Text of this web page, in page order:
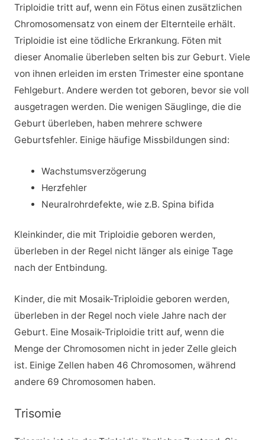
Triploidie tritt auf, wenn ein Fötus einen zusätzlichen
Chromosomensatz von einem der Elternteile erhält.
Triploidie ist eine tödliche Erkrankung. Föten mit
dieser Anomalie überleben selten bis zur Geburt. Viele
von ihnen erleiden im ersten Trimester eine spontane
Fehlgeburt. Andere werden tot geboren, bevor sie voll
ausgetragen werden. Die wenigen Säuglinge, die die
Geburt überleben, haben mehrere schwere
Geburtsfehler. Einige häufige Missbildungen sind:
Wachstumsverzögerung
Herzfehler
Neuralrohrdefekte, wie z.B. Spina bifida
Kleinkinder, die mit Triploidie geboren werden,
überleben in der Regel nicht länger als einige Tage
nach der Entbindung.
Kinder, die mit Mosaik-Triploidie geboren werden,
überleben in der Regel noch viele Jahre nach der
Geburt. Eine Mosaik-Triploidie tritt auf, wenn die
Menge der Chromosomen nicht in jeder Zelle gleich
ist. Einige Zellen haben 46 Chromosomen, während
andere 69 Chromosomen haben.
Trisomie